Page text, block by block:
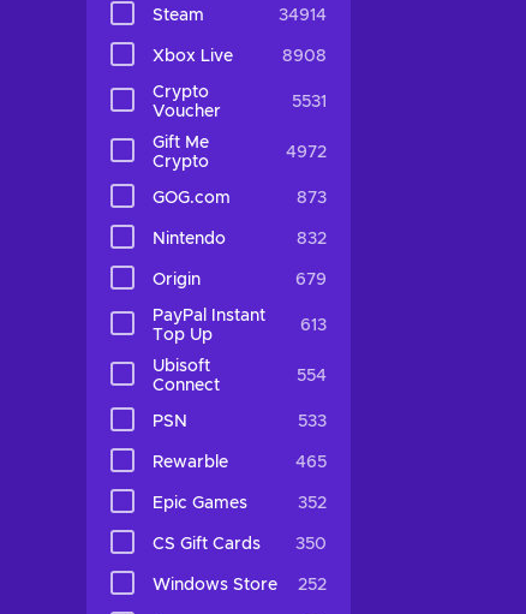
Steam 34914
Xbox Live 8908
Crypto
Voucher
5531
Gift Me
Crypto
4972
GOG.com 873
Nintendo 832
Origin 679
PayPal Instant
Top Up
613
Ubisoft
Connect
554
PSN 533
Rewarble 465
Epic Games 352
CS Gift Cards 350
Windows Store 252